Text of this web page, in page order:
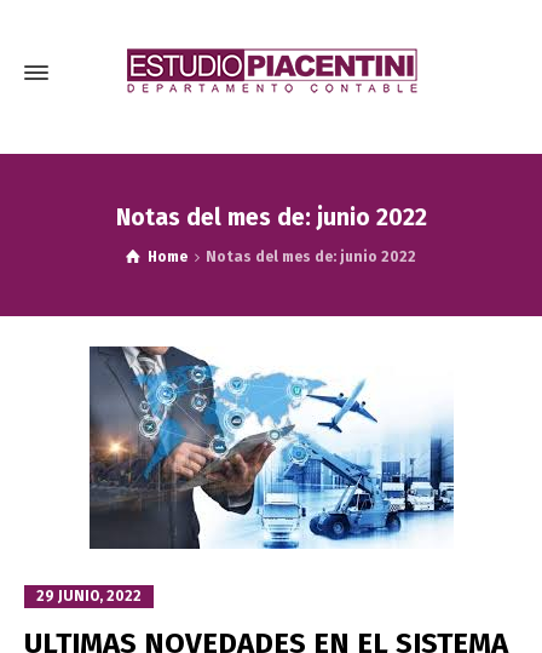
Notas del mes de: junio 2022
Home Notas del mes de: junio 2022
29 JUNIO, 2022
ULTIMAS NOVEDADES EN EL SISTEMA